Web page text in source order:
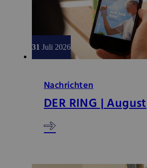
31 Juli 2026
Nachrichten
DER RING | August